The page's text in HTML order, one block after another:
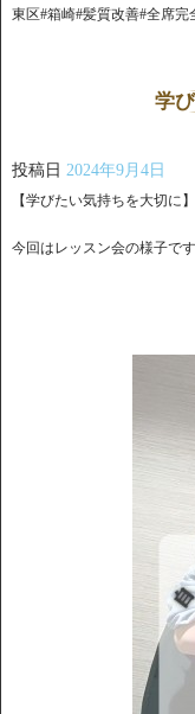
東区#箱崎#髪質改善#全席
学
投稿日 2024年9月4日
【学びたい気持ちを大切に】
今回はレッスン会の様子です